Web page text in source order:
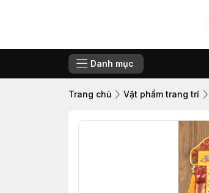
Danh mục
Trang chủ Vật phẩm trang trí